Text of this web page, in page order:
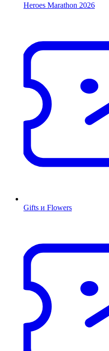
Heroes Marathon 2026
Gifts и Flowers